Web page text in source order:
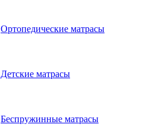
Ортопедические матрасы
Детские матрасы
Беспружинные матрасы